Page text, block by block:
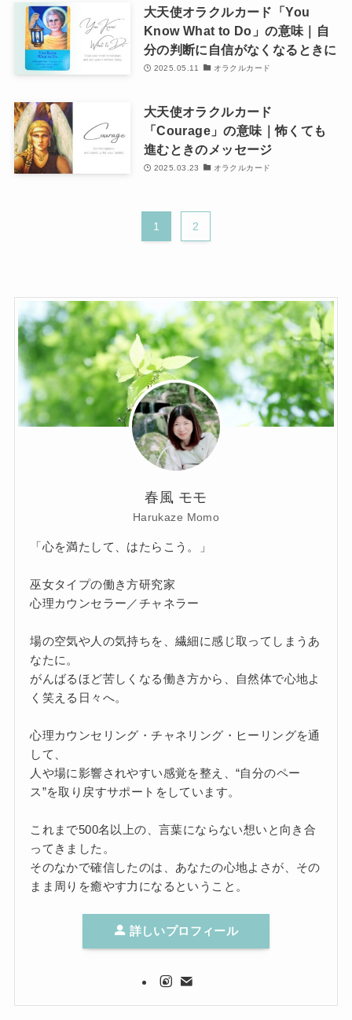
大天使オラクルカード「You
Know What to Do」の意味｜自
分の判断に自信がなくなるときに
2025.05.11 オラクルカード
大天使オラクルカード
「Courage」の意味｜怖くても
進むときのメッセージ
2025.03.23 オラクルカード
1 2
春風 モモ
Harukaze Momo
「心を満たして、はたらこう。」
巫女タイプの働き方研究家
心理カウンセラー／チャネラー
場の空気や人の気持ちを、繊細に感じ取ってしまうあ
なたに。
がんばるほど苦しくなる働き方から、自然体で心地よ
く笑える日々へ。
心理カウンセリング・チャネリング・ヒーリングを通
して、
人や場に影響されやすい感覚を整え、“自分のペー
ス”を取り戻すサポートをしています。
これまで500名以上の、言葉にならない想いと向き合
ってきました。
そのなかで確信したのは、あなたの心地よさが、その
まま周りを癒やす力になるということ。
詳しいプロフィール